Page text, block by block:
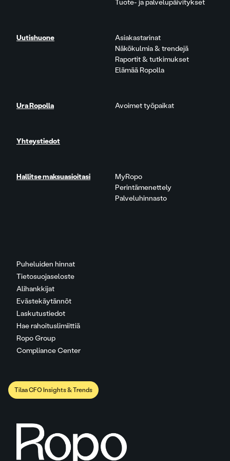
Puheluiden hinnat
Tietosuojaseloste
Alihankkijat
Evästekäytännöt
Laskutustiedot
Hae rahoituslimiittiä
Ropo Group
Compliance Center
Tuote- ja palvelupäivitykset
Uutishuone
Asiakastarinat
Näkökulmia & trendejä
Raportit & tutkimukset
Elämää Ropolla
Ura Ropolla Avoimet työpaikat
Yhteystiedot
Hallitse maksuasioitasi
MyRopo
Perintämenettely
Palveluhinnasto
Tilaa CFO Insights & Trends